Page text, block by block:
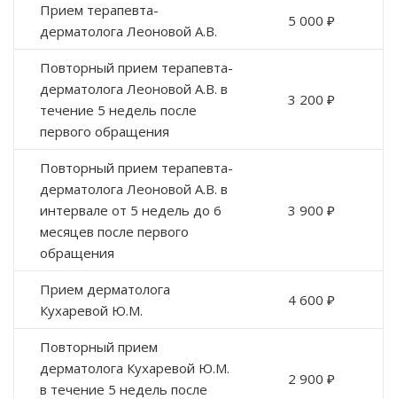
Прием терапевта-
дерматолога Леоновой А.В.
5 000 ₽
Повторный прием терапевта-
дерматолога Леоновой А.В. в
течение 5 недель после
первого обращения
3 200 ₽
Повторный прием терапевта-
дерматолога Леоновой А.В. в
интервале от 5 недель до 6
месяцев после первого
обращения
3 900 ₽
Прием дерматолога
Кухаревой Ю.М.
4 600 ₽
Повторный прием
дерматолога Кухаревой Ю.М.
в течение 5 недель после
2 900 ₽